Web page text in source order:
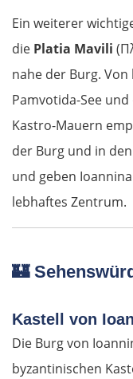
Ein weiterer
die Platia Mavili
nahe der Burg.
Pamvotida-See
Kastro-Mauern
der Burg und in
und geben
lebhaftes Zentrum.
🏰
Kastell von
Die Burg von
byzantinischen